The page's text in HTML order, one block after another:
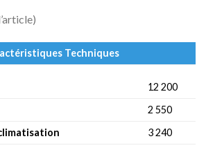
Techniques
12 200
2 550
3 240